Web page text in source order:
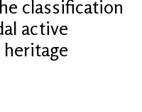
classification
active